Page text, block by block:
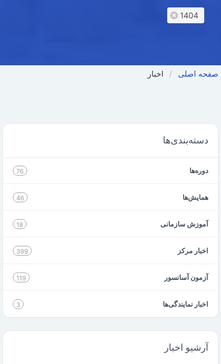
1404
صفحه اصلی اخبار
دسته‌بندی‌ها
دوره‌ها 76
همایش‌ها 46
آموزش سازمانی 18
اخبار مرکز 399
آزمون آسانسور 119
اخبار نمایندگی‌ها 3
آرشیو اخبار